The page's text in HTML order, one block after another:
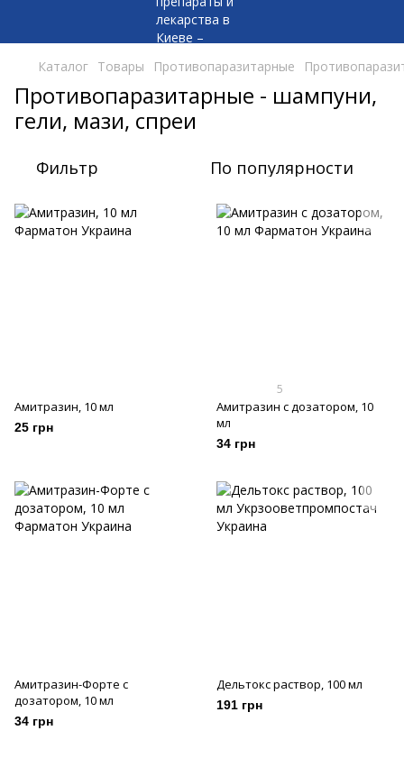
Каталог Товары Противопаразитарные
Противопаразитарные - шампуни,
гели, мази, спреи
Фильтр По популярности
Амитразин, 10 мл
25 грн
5
Амитразин с дозатором, 10
мл
34 грн
Амитразин-Форте с
дозатором, 10 мл
34 грн
Дельтокс раствор, 100 мл
191 грн